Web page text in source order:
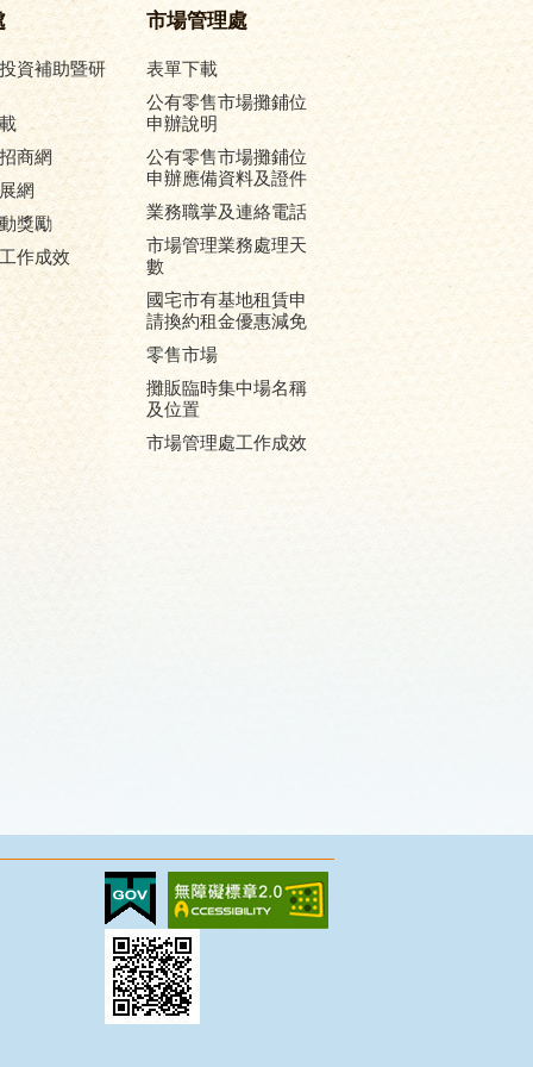
資補助暨研
商網
網
獎勵
作成效
市場管理處
表單下載
公有零售市場攤鋪位
申辦說明
公有零售市場攤鋪位
申辦應備資料及證件
業務職掌及連絡電話
市場管理業務處理天
數
國宅市有基地租賃申
請換約租金優惠減免
零售市場
攤販臨時集中場名稱
及位置
市場管理處工作成效